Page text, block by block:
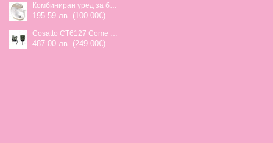
Комбиниран уред за бебешка храна Jane Chefkiss, 7 функции
195.59 лв. (100.00€)
Cosatto CT6127 Come and go 2 столче за кола HOGLET
487.00 лв. (249.00€)